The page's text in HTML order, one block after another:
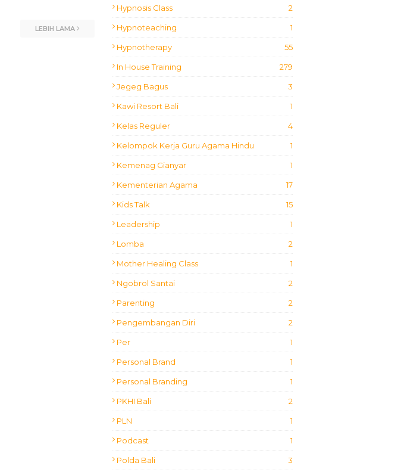
LEBIH LAMA
Hypnosis Class 2
Hypnoteaching 1
Hypnotherapy 55
In House Training 279
Jegeg Bagus 3
Kawi Resort Bali 1
Kelas Reguler 4
Kelompok Kerja Guru Agama Hindu 1
Kemenag Gianyar 1
Kementerian Agama 17
Kids Talk 15
Leadership 1
Lomba 2
Mother Healing Class 1
Ngobrol Santai 2
Parenting 2
Pengembangan Diri 2
Per 1
Personal Brand 1
Personal Branding 1
PKHI Bali 2
PLN 1
Podcast 1
Polda Bali 3